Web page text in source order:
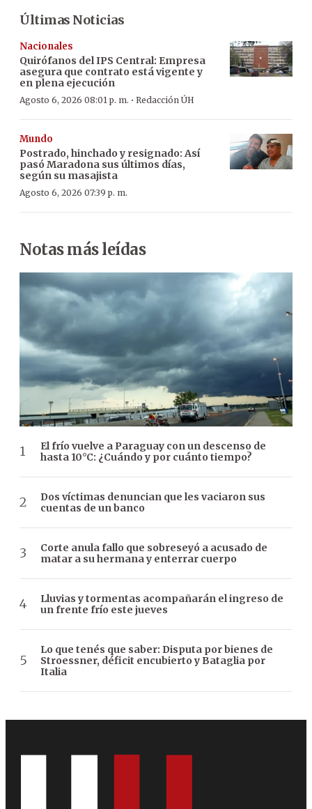
Últimas Noticias
Nacionales
Quirófanos del IPS Central: Empresa
asegura que contrato está vigente y
en plena ejecución
Agosto 6, 2026 08:01 p. m. · Redacción ÚH
Mundo
Postrado, hinchado y resignado: Así
pasó Maradona sus últimos días,
según su masajista
Agosto 6, 2026 07:39 p. m.
Notas más leídas
El frío vuelve a Paraguay con un descenso de
hasta 10°C: ¿Cuándo y por cuánto tiempo?
Dos víctimas denuncian que les vaciaron sus
cuentas de un banco
Corte anula fallo que sobreseyó a acusado de
matar a su hermana y enterrar cuerpo
Lluvias y tormentas acompañarán el ingreso de
un frente frío este jueves
Lo que tenés que saber: Disputa por bienes de
Stroessner, déficit encubierto y Bataglia por
Italia